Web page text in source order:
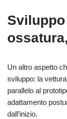
Un altro aspetto
sviluppo: la
parallelo al
adattamento
dall’inizio.